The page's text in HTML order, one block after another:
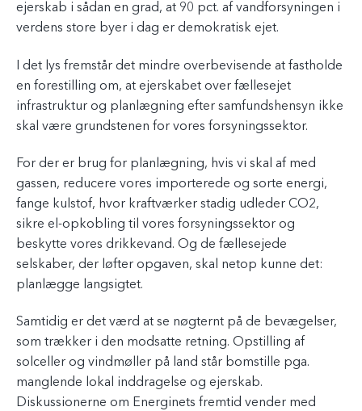
ejerskab i sådan en grad, at 90 pct. af vandforsyningen i
verdens store byer i dag er demokratisk ejet.
I det lys fremstår det mindre overbevisende at fastholde
en forestilling om, at ejerskabet over fællesejet
infrastruktur og planlægning efter samfundshensyn ikke
skal være grundstenen for vores forsyningssektor.
For der er brug for planlægning, hvis vi skal af med
gassen, reducere vores importerede og sorte energi,
fange kulstof, hvor kraftværker stadig udleder CO2,
sikre el-opkobling til vores forsyningssektor og
beskytte vores drikkevand. Og de fællesejede
selskaber, der løfter opgaven, skal netop kunne det:
planlægge langsigtet.
Samtidig er det værd at se nøgternt på de bevægelser,
som trækker i den modsatte retning. Opstilling af
solceller og vindmøller på land står bomstille pga.
manglende lokal inddragelse og ejerskab.
Diskussionerne om Energinets fremtid vender med